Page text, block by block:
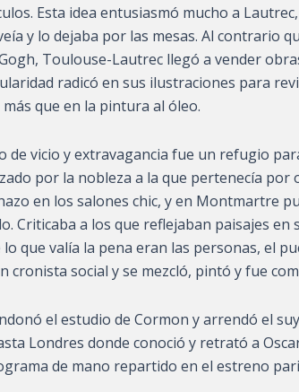
Esta idea entusiasmó mucho a
y lo dejaba por las mesas. Al contrario
Toulouse-Lautrec llegó a vender
radicó en sus ilustraciones para
que en la pintura al óleo.
de vicio y extravagancia fue un refugio
por la nobleza a la que pertenecía por
en los salones chic, y en Montmartre
Criticaba a los que reflejaban paisajes en
que valía la pena eran las personas, el
cronista social y se mezcló, pintó y fue
el estudio de Cormon y arrendó el
Londres donde conoció y retrató a
de mano repartido en el estreno